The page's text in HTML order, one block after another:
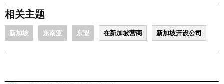
相关主题
新加坡 东南亚 东盟 在新加坡营商 新加坡开设公司